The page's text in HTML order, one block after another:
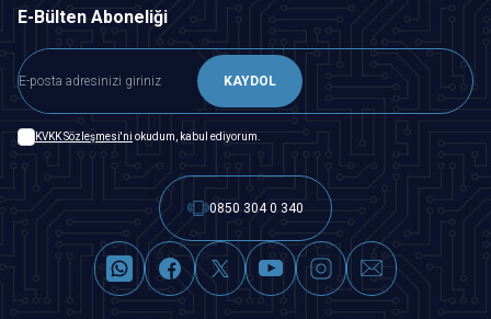
E-Bülten Aboneliği
KAYDOL
KVKK Sözleşmesi'ni okudum, kabul ediyorum.
0850 304 0 340